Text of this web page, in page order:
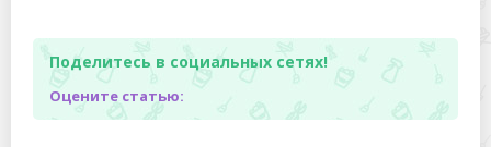
Поделитесь в социальных сетях!
Оцените статью: